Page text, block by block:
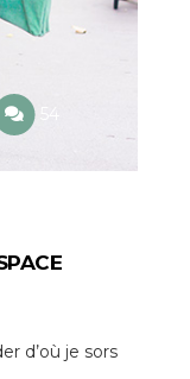
54
d’où je sors